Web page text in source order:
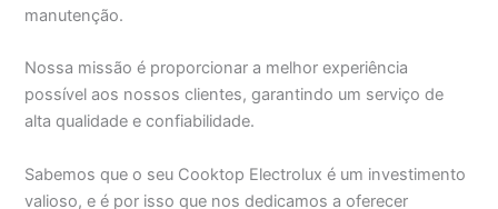
manutenção.
Nossa missão é proporcionar a melhor experiência
possível aos nossos clientes, garantindo um serviço de
alta qualidade e confiabilidade.
Sabemos que o seu Cooktop Electrolux é um investimento
valioso, e é por isso que nos dedicamos a oferecer